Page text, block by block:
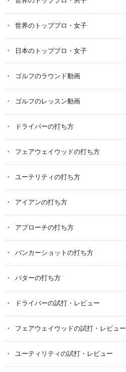
世界のトッププロ・女子
日本のトッププロ・女子
ゴルフのラウンド動画
ゴルフのレッスン動画
ドライバーの打ち方
フェアウェイウッドの打ち方
ユーテリティの打ち方
アイアンの打ち方
アプローチの打ち方
バンカーショットの打ち方
パターの打ち方
ドライバーの試打・レビュー
フェアウェイウッドの試打・レビュー
ユーティリティの試打・レビュー